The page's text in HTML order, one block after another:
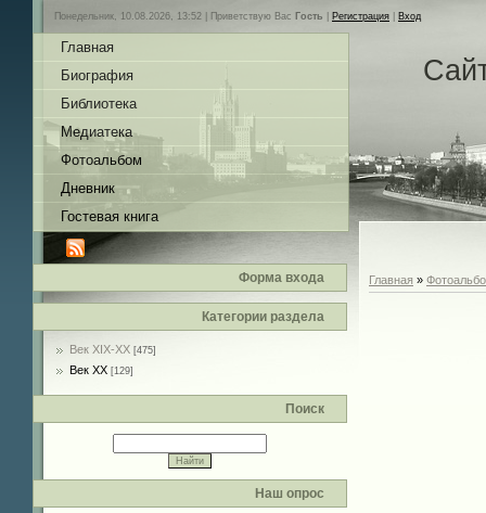
Понедельник, 10.08.2026, 13:52 | Приветствую Вас Гость Регистрация Вход
Главная
Биография
Библиотека
Медиатека
Фотоальбом
Дневник
Гостевая книга
Форма входа
Категории раздела
Век XIX-ХХ [475]
Век ХХ [129]
Поиск
Наш опрос
Главная »